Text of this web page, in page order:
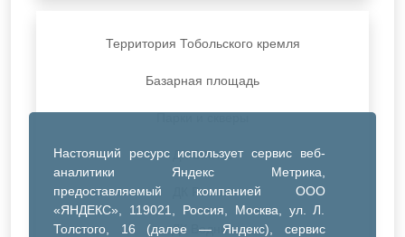
Настоящий ресурс использует сервис веб-
аналитики Яндекс Метрика,
предоставляемый компанией ООО
«ЯНДЕКС», 119021, Россия, Москва, ул. Л.
Толстого, 16 (далее — Яндекс), сервис
Территория Тобольского кремля
Базарная площадь
ДК Синтез
ДК Речник
ДК Водник